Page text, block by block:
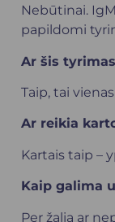
Nebūtinai.
papildomi
Ar šis
Taip, tai
Ar reikia
Kartais taip –
Kaip galima
Per žalią ar